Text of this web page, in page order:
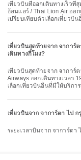
เที่ยวบินที่ออกเดินทางเร็วที่สุดจาก จาการ์ตา ไปยัง กรุงเทพมหานคร กับ ไทยไล
อ้อนแอร์ / Thai Lion Air ออ
เปรียบเทียบตัวเลือกเที่ยวบิ
เที่ยวบินสุดท้ายจาก จาการ์
เดินทางกี่โมง?
เที่ยวบินสุดท้ายจาก จาการ์ตา ไปยัง กรุงเทพมหานคร กับ การบินไทย / Thai
Airways ออกเดินทางเวลา
เลือกเที่ยวบินอื่นที่มีให้บริกา
เที่ยวบินจาก จาการ์ตา ไป ก
ระยะเวลาบินจาก จาการ์ต